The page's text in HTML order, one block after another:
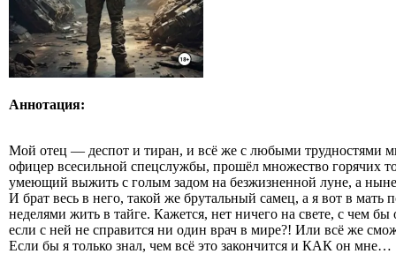
Аннотация:
Мой отец — деспот и тиран, и всё же с любыми трудностями
офицер всесильной спецслужбы, прошёл множество горячих
умеющий выжить с голым задом на безжизненной луне, а
И брат весь в него, такой же брутальный самец, а я вот в
неделями жить в тайге. Кажется, нет ничего на свете, с чем
если с ней не справится ни один врач в мире?! Или всё же
Если бы я только знал, чем всё это закончится и КАК он мне…